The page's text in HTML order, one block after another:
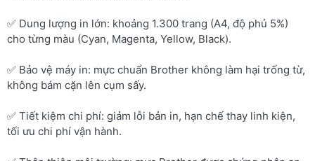
✅ Dung lượng in lớn: khoảng 1.300 trang (A4, độ phủ 5%)
cho từng màu (Cyan, Magenta, Yellow, Black).
✅ Bảo vệ máy in: mực chuẩn Brother không làm hại trống từ,
không bám cặn lên cụm sấy.
✅ Tiết kiệm chi phí: giảm lỗi bản in, hạn chế thay linh kiện,
tối ưu chi phí vận hành.